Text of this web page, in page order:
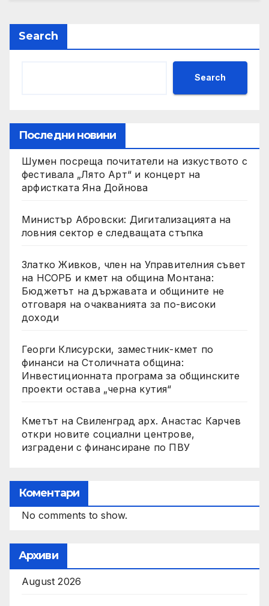
Search
Search
Последни новини
Шумен посреща почитатели на изкуството с
фестивала „Лято Арт“ и концерт на
арфистката Яна Дойнова
Министър Абровски: Дигитализацията на
ловния сектор е следващата стъпка
Златко Живков, член на Управителния съвет
на НСОРБ и кмет на община Монтана:
Бюджетът на държавата и общините не
отговаря на очакванията за по-високи
доходи
Георги Клисурски, заместник-кмет по
финанси на Столичната община:
Инвестиционната програма за общинските
проекти остава „черна кутия“
Кметът на Свиленград арх. Анастас Карчев
откри новите социални центрове,
изградени с финансиране по ПВУ
Коментари
No comments to show.
Архиви
August 2026